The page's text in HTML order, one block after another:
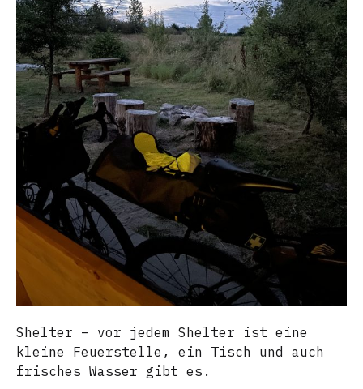
Shelter – vor jedem Shelter ist eine
kleine Feuerstelle, ein Tisch und auch
frisches Wasser gibt es.